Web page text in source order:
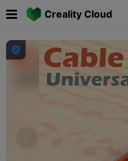
Creality Cloud
